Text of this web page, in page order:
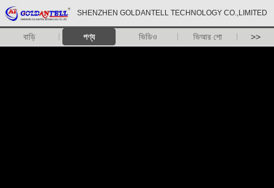
SHENZHEN GOLDANTELL TECHNOLOGY CO.,LIMITED
বাড়ি পণ্য ভিডিও ভিআর শো >>